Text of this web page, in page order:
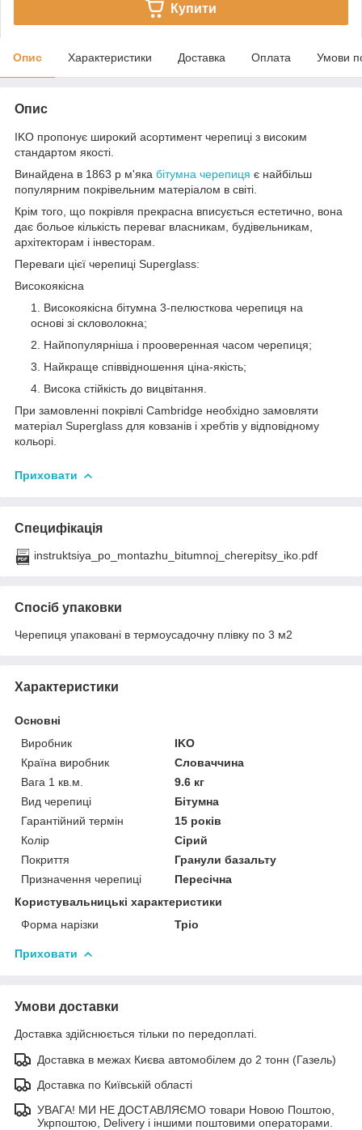
Купити
Опис Характеристики Доставка Оплата Умови
Опис
IKO пропонує широкий асортимент черепиці з високим
стандартом якості.
Винайдена в 1863 р м'яка бітумна черепиця є найбільш
популярним покрівельним матеріалом в світі.
Крім того, що покрівля прекрасна вписується естетично, вона
дає больое кількість переваг власникам, будівельникам,
архітекторам і інвесторам.
Переваги цієї черепиці Superglass:
Високоякісна
Високоякісна бітумна 3-пелюсткова черепиця на
основі зі скловолокна;
Найпопулярніша і прооверенная часом черепиця;
Найкраще співвідношення ціна-якість;
Висока стійкість до вицвітання.
При замовленні покрівлі Cambridge необхідно замовляти
матеріал Superglass для ковзанів і хребтів у відповідному
кольорі.
Приховати
Специфікація
instruktsiya_po_montazhu_bitumnoj_cherepitsy_iko.pdf
Спосіб упаковки
Черепиця упаковані в термоусадочну плівку по 3 м2
Характеристики
Основні
Виробник
IKO
Країна виробник
Словаччина
Вага 1 кв.м.
9.6 кг
Вид черепиці
Бітумна
Гарантійний термін
15 років
Колір
Сірий
Покриття
Гранули базальту
Призначення черепиці
Пересічна
Користувальницькі характеристики
Форма нарізки
Тріо
Приховати
Умови доставки
Доставка здійснюється тільки по передоплаті.
Доставка в межах Києва автомобілем до 2 тонн (Газель)
Доставка по Київській області
УВАГА! МИ НЕ ДОСТАВЛЯЄМО товари Новою Поштою,
Укрпоштою, Delivery і іншими поштовими операторами.